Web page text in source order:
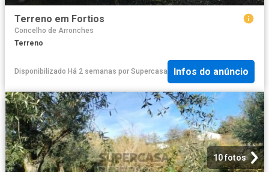
Terreno em Fortios
Concelho de Arronches
Terreno
Disponibilizado Há 2 semanas por Supercasa Infos do anúncio
10 fotos